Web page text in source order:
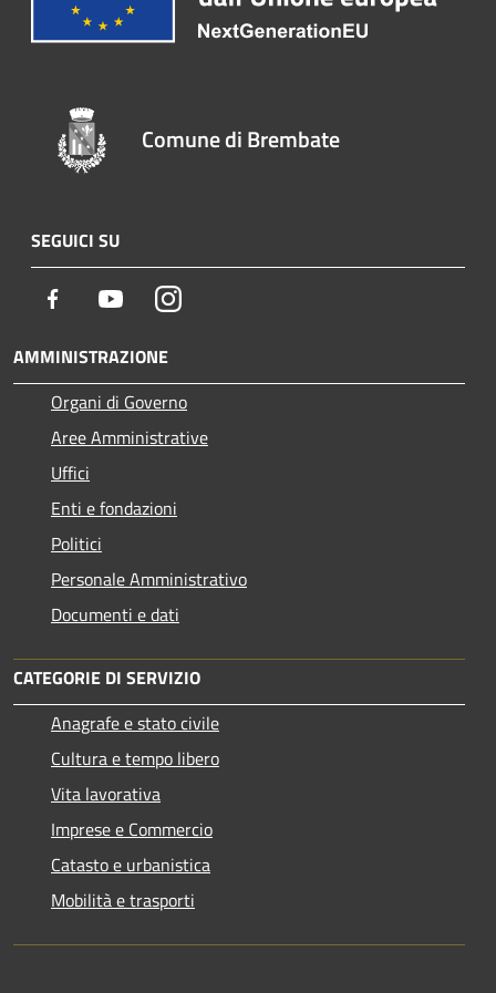
Comune di Brembate
SEGUICI SU
Facebook YoutubeInstagram
AMMINISTRAZIONE
Organi di Governo
Aree Amministrative
Uffici
Enti e fondazioni
Politici
Personale Amministrativo
Documenti e dati
CATEGORIE DI SERVIZIO
Anagrafe e stato civile
Cultura e tempo libero
Vita lavorativa
Imprese e Commercio
Catasto e urbanistica
Mobilità e trasporti